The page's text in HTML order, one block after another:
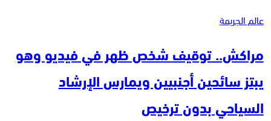
عالم الجريمة
مراكش.. توقيف شخص ظهر في فيديو وهو
يبتز سائحين أجنبيين ويمارس الإرشاد
السياحي بدون ترخيص